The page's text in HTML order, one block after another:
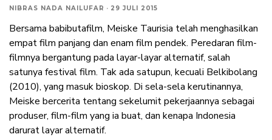
NIBRAS NADA NAILUFAR · 29 JULI 2015
Bersama babibutafilm, Meiske Taurisia telah menghasilkan
empat film panjang dan enam film pendek. Peredaran film-
filmnya bergantung pada layar-layar alternatif, salah
satunya festival film. Tak ada satupun, kecuali Belkibolang
(2010), yang masuk bioskop. Di sela-sela kerutinannya,
Meiske bercerita tentang sekelumit pekerjaannya sebagai
produser, film-film yang ia buat, dan kenapa Indonesia
darurat layar alternatif.